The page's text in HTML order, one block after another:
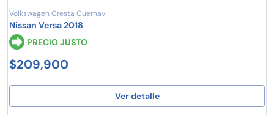
Volkswagen Cresta Cuernav
Nissan Versa 2018
PRECIO JUSTO
$209,900
Ver detalle